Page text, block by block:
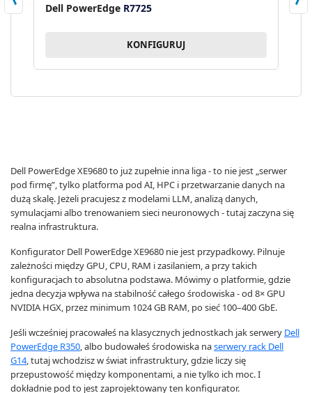
Dell PowerEdge R7725
KONFIGURUJ
Dell PowerEdge XE9680 to już zupełnie inna liga - to nie jest „serwer
pod firmę”, tylko platforma pod AI, HPC i przetwarzanie danych na
dużą skalę. Jeżeli pracujesz z modelami LLM, analizą danych,
symulacjami albo trenowaniem sieci neuronowych - tutaj zaczyna się
realna infrastruktura.
Konfigurator Dell PowerEdge XE9680 nie jest przypadkowy. Pilnuje
zależności między GPU, CPU, RAM i zasilaniem, a przy takich
konfiguracjach to absolutna podstawa. Mówimy o platformie, gdzie
jedna decyzja wpływa na stabilność całego środowiska - od 8× GPU
NVIDIA HGX, przez minimum 1024 GB RAM, po sieć 100–400 GbE.
Jeśli wcześniej pracowałeś na klasycznych jednostkach jak serwery Dell
PowerEdge R350, albo budowałeś środowiska naserwery rack Dell
G14, tutaj wchodzisz w świat infrastruktury, gdzie liczy się
przepustowość między komponentami, a nie tylko ich moc. I
dokładnie pod to jest zaprojektowany ten konfigurator.